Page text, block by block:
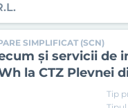
SIMPLIFICAT (SCN)
și servicii de
la CTZ Plevnei
Tip